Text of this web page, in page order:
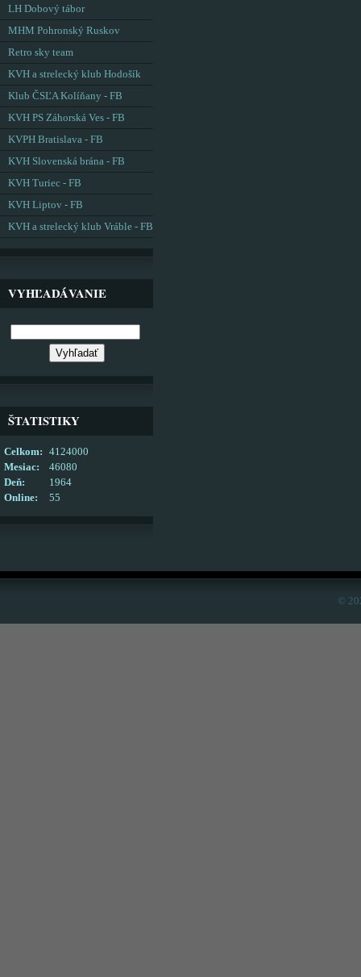
LH Dobový tábor
MHM Pohronský Ruskov
Retro sky team
KVH a strelecký klub Hodošík
Klub ČSĽA Kolíňany - FB
KVH PS Záhorská Ves - FB
KVPH Bratislava - FB
KVH Slovenská brána - FB
KVH Turiec - FB
KVH Liptov - FB
KVH a strelecký klub Vráble - FB
VYHĽADÁVANIE
ŠTATISTIKY
Online: 55
Celkom:
4124000
Mesiac:
46080
Deň:
1964
©